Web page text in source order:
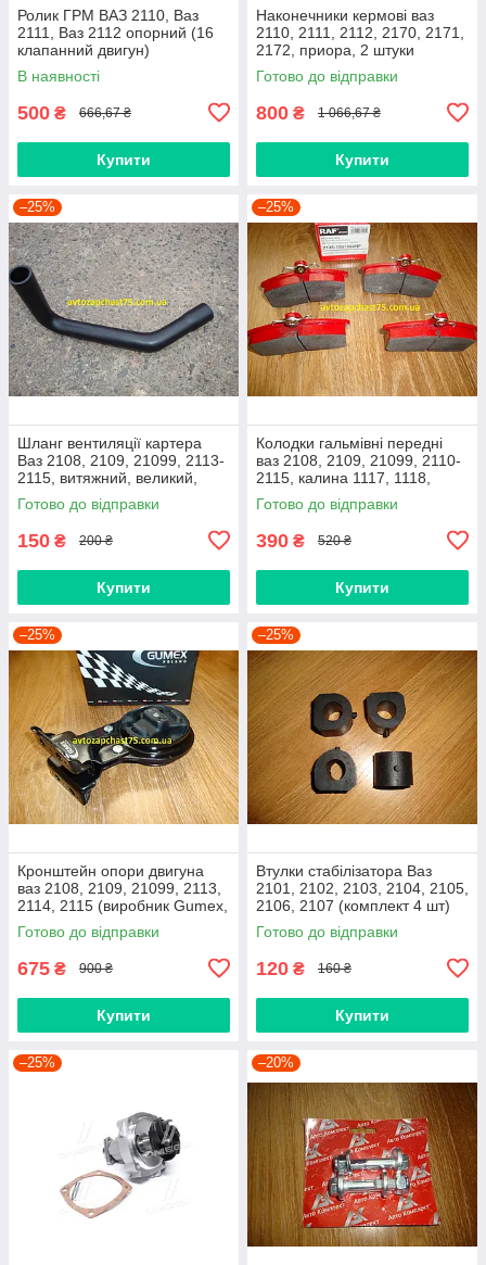
Ролик ГРМ ВАЗ 2110, Ваз
2111, Ваз 2112 опорний (16
клапанний двигун)
В наявності
500 ₴ 666,67 ₴
Купити
Наконечники кермові ваз
2110, 2111, 2112, 2170, 2171,
2172, приора, 2 штуки
(виробник Finwhale,
Німеччина)
Готово до відправки
800 ₴ 1 066,67 ₴
Купити
–25%
Шланг вентиляції картера
Ваз 2108, 2109, 21099, 2113-
2115, витяжний, великий,
нижній
Готово до відправки
150 ₴ 200 ₴
Купити
–25%
Колодки гальмівні передні
ваз 2108, 2109, 21099, 2110-
2115, калина 1117, 1118,
1119, приора 2170 (Raf,
Латвія)
Готово до відправки
390 ₴ 520 ₴
Купити
–25%
Кронштейн опори двигуна
ваз 2108, 2109, 21099, 2113,
2114, 2115 (виробник Gumex,
Польща)
Готово до відправки
675 ₴ 900 ₴
Купити
–25%
Втулки стабілізатора Ваз
2101, 2102, 2103, 2104, 2105,
2106, 2107 (комплект 4 шт)
виробник Gumex, Польща
Готово до відправки
120 ₴ 160 ₴
Купити
–25% –20%